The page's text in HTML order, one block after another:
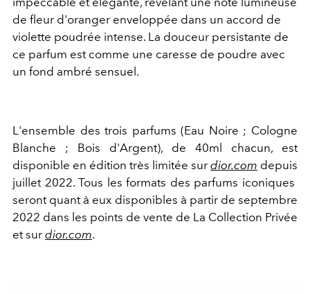
de fleur d'oranger enveloppée dans un accord de
violette poudrée intense. La douceur persistante de
ce parfum est comme une caresse de poudre avec
un fond ambré sensuel.
L'ensemble des trois parfums (Eau Noire ; Cologne
Blanche ; Bois d'Argent), de 40ml chacun, est
disponible en édition très limitée sur dior.com depuis
juillet 2022. Tous les formats des parfums iconiques
seront quant à eux disponibles à partir de septembre
2022 dans les points de vente de La Collection Privée
et sur dior.com.